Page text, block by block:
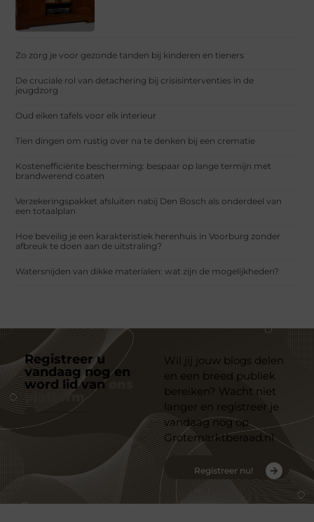
Zo zorg je voor gezonde tanden bij kinderen en tieners
De cruciale rol van detachering bij crisisinterventies in de
jeugdzorg
Oud eiken tafels voor elk interieur
Tien dingen om rustig over na te denken bij een crematie
Kostenefficiënte bescherming: bespaar op lange termijn met
brandwerend coaten
Verzekeringspakket afsluiten nabij Den Bosch als onderdeel van
een totaalplan
Hoe beveilig je een karakteristiek herenhuis in Voorburg zonder
afbreuk te doen aan de uitstraling?
Watersnijden van dikke materialen: wat zijn de mogelijkheden?
Registreer u
vandaag nog en
word lid van
platform
Wil jij jouw blogs delen
en een breed publiek
bereiken? Wacht niet
langer en registreer je
vandaag nog op
Grotemarktberaad.nl
Registreer nu!